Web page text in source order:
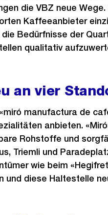
die VBZ neue
Kaffeeanbieter
Bedürfnisse der
qualitativ
an vier
manufactura de
anbieten.
Rohstoffe und
Triemli und
wie beim
diese Haltestelle